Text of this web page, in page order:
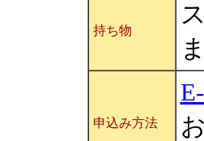
持ち物
申込み方法